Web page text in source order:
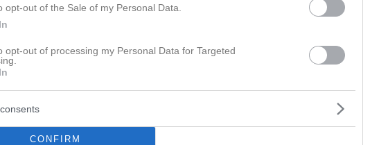
opt-out of the Sale of my Personal Data.
opt-out of processing my Personal Data for Targeted
CONFIRM
?